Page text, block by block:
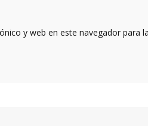
y web en este navegador para